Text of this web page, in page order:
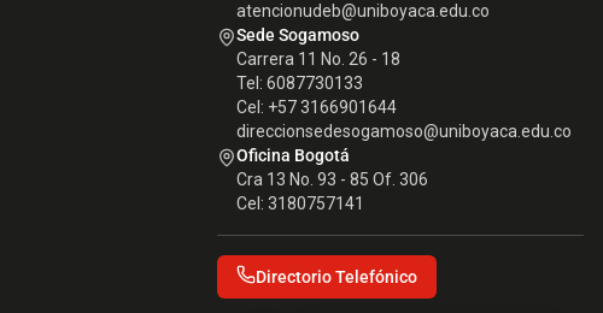
atencionudeb@uniboyaca.edu.co
Sede Sogamoso
Carrera 11 No. 26 - 18
Tel: 6087730133
Cel: +57 3166901644
direccionsedesogamoso@uniboyaca.edu.co
Oficina Bogotá
Cra 13 No. 93 - 85 Of. 306
Cel: 3180757141
Directorio Telefónico